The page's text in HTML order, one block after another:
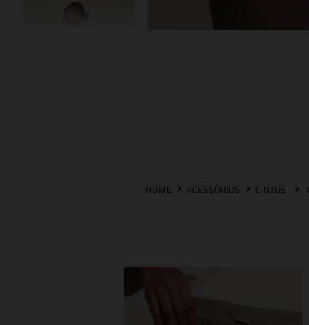
ACESSÓRIOS CINTOS